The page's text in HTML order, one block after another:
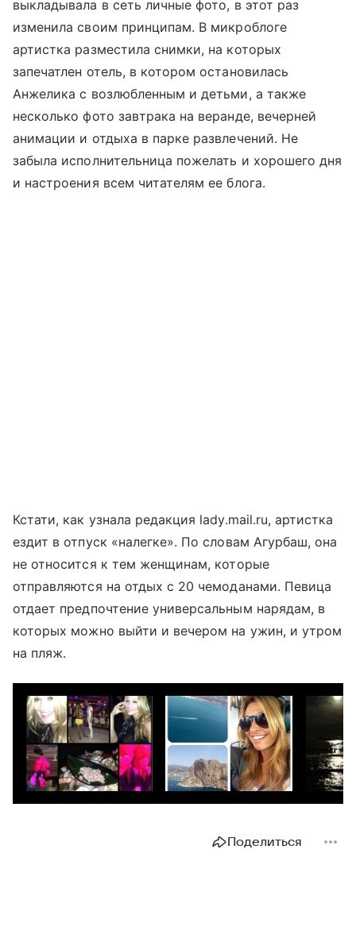
выкладывала в сеть личные фото, в этот раз
изменила своим принципам. В микроблоге
артистка разместила снимки, на которых
запечатлен отель, в котором остановилась
Анжелика с возлюбленным и детьми, а также
несколько фото завтрака на веранде, вечерней
анимации и отдыха в парке развлечений. Не
забыла исполнительница пожелать и хорошего дня
и настроения всем читателям ее блога.
Кстати, как узнала редакция lady.mail.ru, артистка
ездит в отпуск «налегке». По словам Агурбаш, она
не относится к тем женщинам, которые
отправляются на отдых с 20 чемоданами. Певица
отдает предпочтение универсальным нарядам, в
которых можно выйти и вечером на ужин, и утром
на пляж.
Поделиться